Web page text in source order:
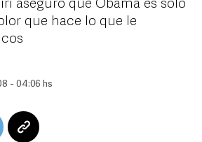
aseguró que Obama es sólo
que hace lo que le
- 04:06 hs